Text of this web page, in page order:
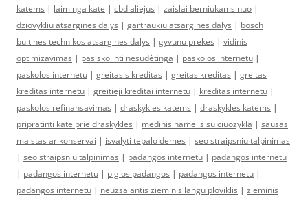
katems | laiminga kate | cbd aliejus | zaislai berniukams nuo |
dziovykliu atsargines dalys | gartraukiu atsargines dalys | bosch
buitines technikos atsargines dalys | gyvunu prekes | vidinis
optimizavimas | pasiskolinti nesudėtinga | paskolos internetu |
paskolos internetu | greitasis kreditas | greitas kreditas | greitas
kreditas internetu | greitieji kreditai internetu | kreditas internetu |
paskolos refinansavimas | draskykles katems | draskykles katems |
pripratinti kate prie draskykles | medinis namelis su ciuozykla | sausas
maistas ar konservai | isvalyti tepalo demes | seo straipsniu talpinimas
| seo straipsniu talpinimas | padangos internetu | padangos internetu
| padangos internetu | pigios padangos | padangos internetu |
padangos internetu | neuzsalantis zieminis langu ploviklis | zieminis